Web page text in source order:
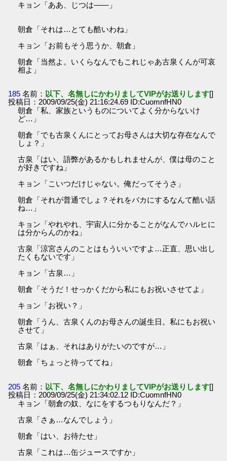
キョン「ああ、じつは――」
朝倉「それは…とても酷いわね」
キョン「お前もそう思うか、朝倉」
朝倉「当然よ。いくらなんでもこれじゃあ古泉くんが可哀
相よ」
185 名前： 以下、名無しにかわりましてVIPがお送りします[]
投稿日：2009/09/25(金) 21:16:24.69 ID:CuomnfHN0
朝倉「私、家族というものについてよく分からないけ
ど…」
朝倉「でも古泉くんにとってお母さんは大切な存在なんで
しょ？」
古泉「はい、語弊があるかもしれませんが、僕は母のこと
が好きですね」
キョン「こいつだけじゃない。俺だってそうさ」
朝倉「それが普通でしょ？それをバカにするなんて酷い話
ね…」
キョン「やれやれ、宇宙人に分かることがなんでハルヒに
は分からんのかね」
古泉「涼宮さんのことはもういいですよ…正直、思い出し
たくもないです」
キョン「古泉…」
朝倉「そうだ！せっかくだから私にもお祝いさせてよ」
キョン「お祝い？」
朝倉「うん、古泉くんのお母さんの誕生日。私にもお祝い
させて」
古泉「はぁ、それはありがたいのですが…」
朝倉「ちょっと待っててね」
205 名前： 以下、名無しにかわりましてVIPがお送りします[]
投稿日：2009/09/25(金) 21:34:02.12 ID:CuomnfHN0
キョン「朝倉の奴、なにをするつもりなんだ？」
古泉「さぁ…なんでしょう」
朝倉「はい、お待たせ」
古泉「これは…缶ジュースですか」